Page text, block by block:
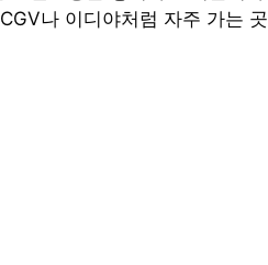
나 이디야처럼 자주 가는 곳